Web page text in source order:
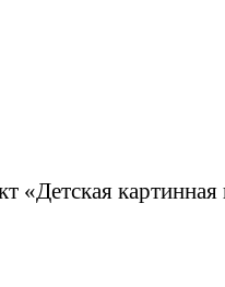
«Детская